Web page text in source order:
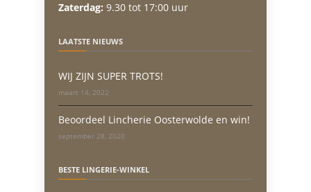
Zaterdag: 9.30 tot 17:00 uur
LAATSTE NIEUWS
WIJ ZIJN SUPER TROTS!
maart 14, 2022
Beoordeel Lincherie Oosterwolde en win!
september 28, 2020
BESTE LINGERIE-WINKEL